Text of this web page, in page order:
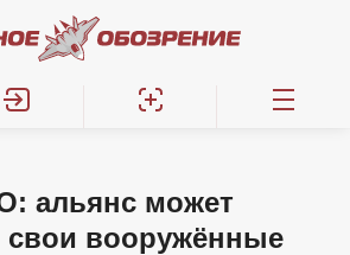
альянс может
свои вооружённые